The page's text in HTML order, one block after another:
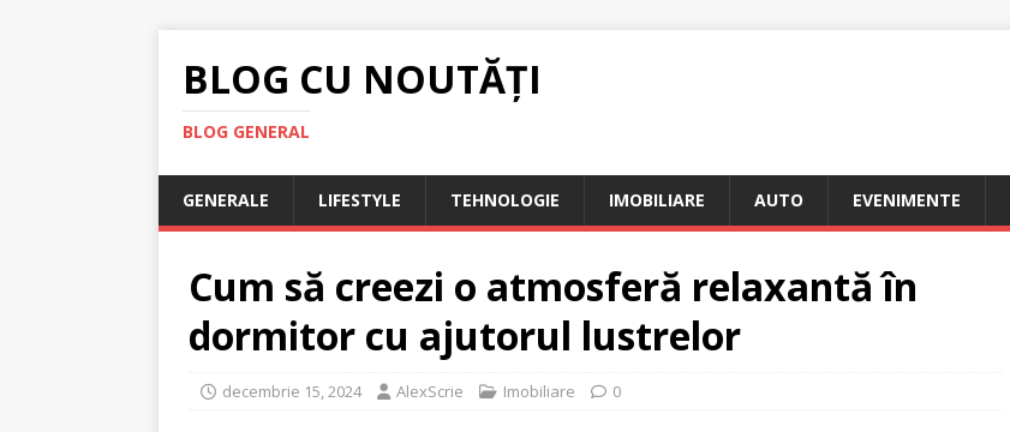
BLOG CU NOUTĂȚI
BLOG GENERAL
GENERALE LIFESTYLE TEHNOLOGIE IMOBILIARE AUTO EVENIMENTE
Cum să creezi o atmosferă relaxantă în
dormitor cu ajutorul lustrelor
decembrie 15, 2024 AlexScrie Imobiliare 0